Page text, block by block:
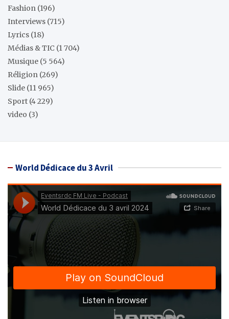
Fashion (196)
Interviews (715)
Lyrics (18)
Médias & TIC (1 704)
Musique (5 564)
Réligion (269)
Slide (11 965)
Sport (4 229)
video (3)
World Dédicace du 3 Avril